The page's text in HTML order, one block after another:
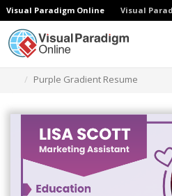
Visual Paradigm Online Visual
Purple Gradient Resume